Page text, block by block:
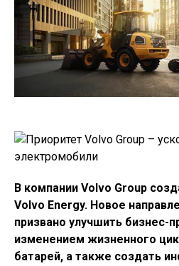
В компании Volvo Group
Volvo Energy. Новое
призвано улучшить бизнес-
изменением жизненного
батарей, а также создать